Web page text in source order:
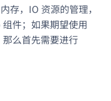
存，IO 资源的管理，
件；如果期望使用
么首先需要进行